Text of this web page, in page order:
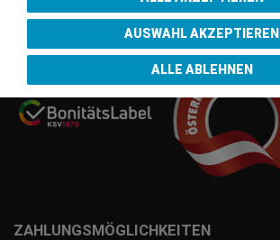
ZAHLUNGSMÖGLICHKEITEN
Gütesiegel
AUSWAHL AKZEPTIEREN
ALLE ABLEHNEN